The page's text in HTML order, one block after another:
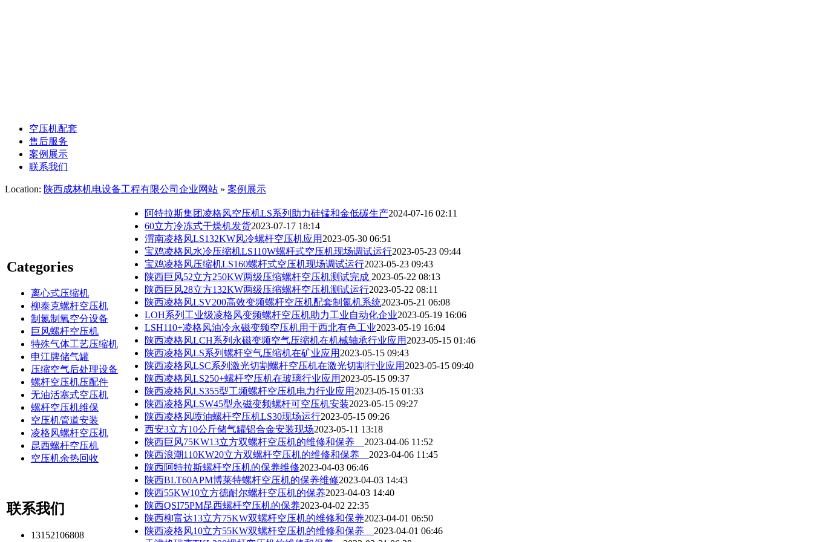
空压机配套
售后服务
案例展示
联系我们
Location: 陕西成林机电设备工程有限公司企业网站 » 案例展示
Categories
离心式压缩机
柳泰克螺杆空压机
制氮制氧空分设备
巨风螺杆空压机
特殊气体工艺压缩机
申江牌储气罐
压缩空气后处理设备
螺杆空压机压配件
无油活塞式空压机
螺杆空压机维保
空压机管道安装
凌格风螺杆空压机
昆西螺杆空压机
空压机余热回收
联系我们
13152106808
阿特拉斯集团凌格风空压机LS系列助力硅锰和金低碳生产2024-07-16 02:11
60立方冷冻式干燥机发货2023-07-17 18:14
渭南凌格风LS132KW风冷螺杆空压机应用 2023-05-30 06:51
宝鸡凌格风水冷压缩机LS110W螺杆式空压机现场调试运行2023-05-23 09:44
宝鸡凌格风压缩机LS160螺杆式空压机现场调试运行2023-05-23 09:43
陕西巨风52立方250KW两级压缩螺杆空压机测试完成 2023-05-22 08:13
陕西巨风28立方132KW两级压缩螺杆空压机测试运行2023-05-22 08:11
陕西凌格风LSV200高效变频螺杆空压机配套制氮机系统2023-05-21 06:08
LOH系列工业级凌格风变频螺杆空压机助力工业自动化企业2023-05-19 16:06
LSH110+凌格风油冷永磁变频空压机用于西北有色工业2023-05-19 16:04
陕西凌格风LCH系列永磁变频空气压缩机在机械轴承行业应用 2023-05-15 01:46
陕西凌格风LS系列螺杆空气压缩机在矿业应用 2023-05-15 09:43
陕西凌格风LSC系列激光切割螺杆空压机在激光切割行业应用 2023-05-15 09:40
陕西凌格风LS250+螺杆空压机在玻璃行业应用 2023-05-15 09:37
陕西凌格风LS355型工频螺杆空压机电力行业应用 2023-05-15 01:33
陕西凌格风LSW45型永磁变频螺杆可空压机安装2023-05-15 09:27
陕西凌格风喷油螺杆空压机LS30现场运行2023-05-15 09:26
西安3立方10公斤储气罐铝合金安装现场2023-05-11 13:18
陕西巨风75KW13立方双螺杆空压机的维修和保养 2023-04-06 11:52
陕西浪潮110KW20立方双螺杆空压机的维修和保养 2023-04-06 11:45
陕西阿特拉斯螺杆空压机的保养维修2023-04-03 06:46
陕西BLT60APM博莱特螺杆空压机的保养维修2023-04-03 14:43
陕西55KW10立方德耐尔螺杆空压机的保养2023-04-03 14:40
陕西QSI75PM昆西螺杆空压机的保养2023-04-02 22:35
陕西柳富达13立方75KW双螺杆空压机的维修和保养2023-04-01 06:50
陕西凌格风10立方55KW双螺杆空压机的维修和保养 2023-04-01 06:46